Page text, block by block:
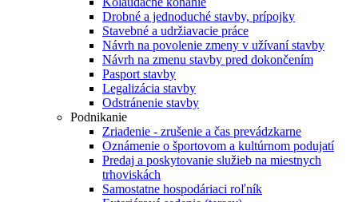
Drobné a jednoduché stavby, prípojky
Stavebné a udržiavacie práce
Návrh na povolenie zmeny v užívaní stavby
Návrh na zmenu stavby pred dokončením
Pasport stavby
Legalizácia stavby
Odstránenie stavby
Podnikanie
Zriadenie - zrušenie a čas prevádzkarne
Oznámenie o športovom a kultúrnom podujatí
Predaj a poskytovanie služieb na miestnych
trhoviskách
Samostatne hospodáriaci roľník